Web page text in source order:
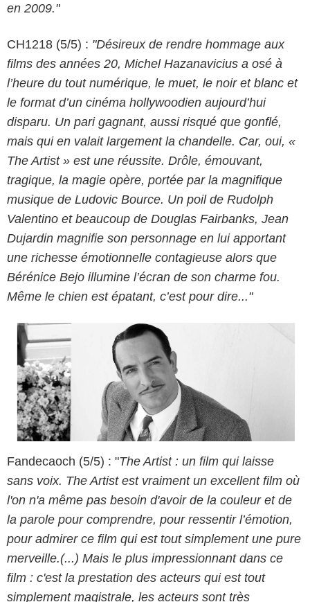
en 2009."
CH1218 (5/5) : "Désireux de rendre hommage aux
films des années 20, Michel Hazanavicius a osé à
l’heure du tout numérique, le muet, le noir et blanc et
le format d’un cinéma hollywoodien aujourd’hui
disparu. Un pari gagnant, aussi risqué que gonflé,
mais qui en valait largement la chandelle. Car, oui, «
The Artist » est une réussite. Drôle, émouvant,
tragique, la magie opère, portée par la magnifique
musique de Ludovic Bource. Un poil de Rudolph
Valentino et beaucoup de Douglas Fairbanks, Jean
Dujardin magnifie son personnage en lui apportant
une richesse émotionnelle contagieuse alors que
Bérénice Bejo illumine l’écran de son charme fou.
Même le chien est épatant, c’est pour dire..."
Fandecaoch (5/5) : "The Artist : un film qui laisse
sans voix. The Artist est vraiment un excellent film où
l'on n'a même pas besoin d'avoir de la couleur et de
la parole pour comprendre, pour ressentir l’émotion,
pour admirer ce film qui est tout simplement une pure
merveille.(...) Mais le plus impressionnant dans ce
film : c'est la prestation des acteurs qui est tout
simplement magistrale, les acteurs sont très